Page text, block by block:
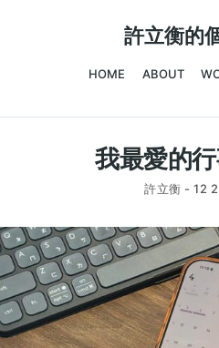
許立衡的
HOME ABOUT
我最愛的
許立衡 - 12